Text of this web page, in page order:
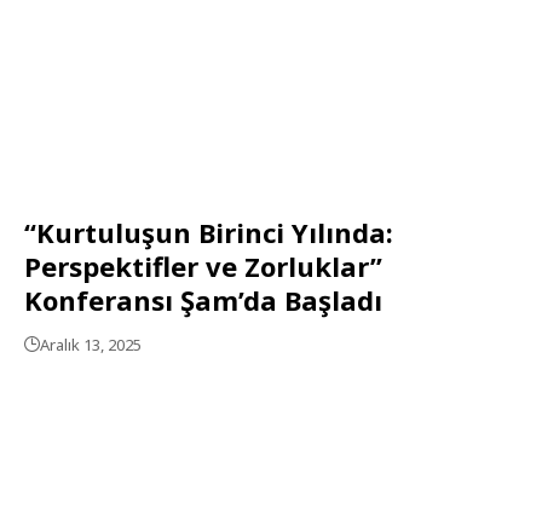
“Kurtuluşun Birinci Yılında:
Perspektifler ve Zorluklar”
Konferansı Şam’da Başladı
Aralık 13, 2025